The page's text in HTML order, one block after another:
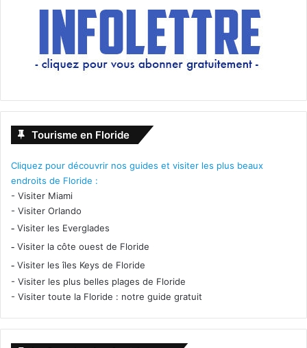
Tourisme en Floride
Cliquez pour découvrir nos guides et visiter les plus beaux
endroits de Floride :
- Visiter Miami
- Visiter Orlando
- Visiter les Everglades
- Visiter la côte ouest de Floride
- Visiter les îles Keys de Floride
- Visiter les plus belles plages de Floride
- Visiter toute la Floride : notre guide gratuit